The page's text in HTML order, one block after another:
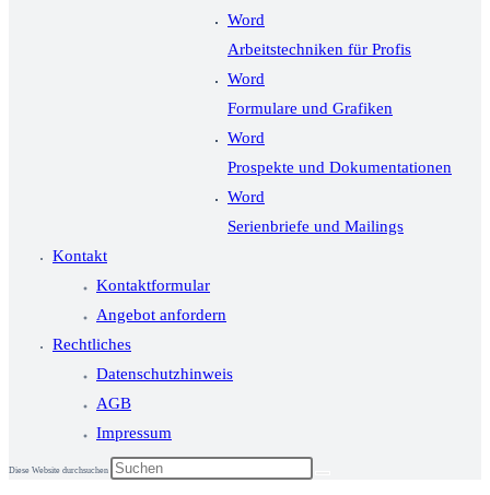
Word
Arbeitstechniken für Profis
Word
Formulare und Grafiken
Word
Prospekte und Dokumentationen
Word
Serienbriefe und Mailings
Kontakt
Kontaktformular
Angebot anfordern
Rechtliches
Datenschutzhinweis
AGB
Impressum
Diese Website durchsuchen